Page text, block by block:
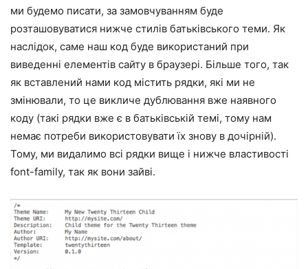
ми будемо писати, за замовчуванням буде
розташовуватися нижче стилів батьківського теми. Як
наслідок, саме наш код буде використаний при
виведенні елементів сайту в браузері. Більше того, так
як вставлений нами код містить рядки, які ми не
змінювали, то це викличе дублювання вже наявного
коду (такі рядки вже є в батьківській темі, тому нам
немає потреби використовувати їх знову в дочірній).
Тому, ми видалимо всі рядки вище і нижче властивості
font-family, так як вони зайві.